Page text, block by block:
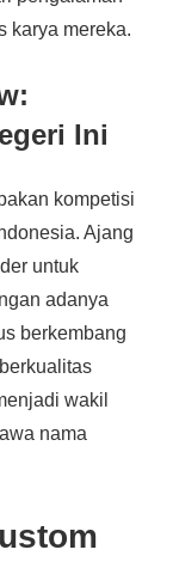
karya mereka.
Ini
kompetisi
Ajang
untuk
adanya
berkembang
wakil
nama